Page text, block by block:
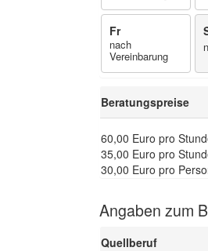
Fr
nach
Vereinbarung
Beratungspreise
60,00 Euro pro
35,00 Euro pro
30,00 Euro pro
Angaben zum
Quellberuf